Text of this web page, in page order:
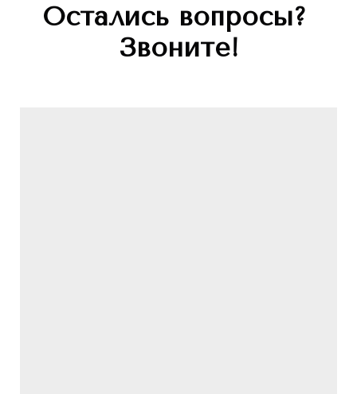
Остались вопросы?
Звоните!